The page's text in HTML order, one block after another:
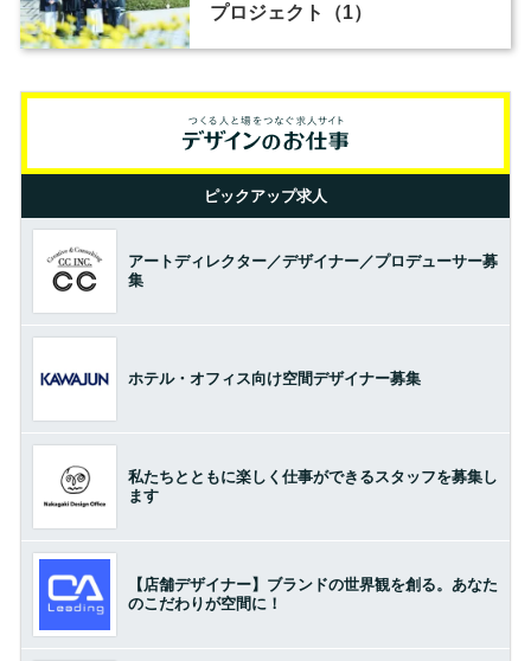
プロジェクト（1）
ピックアップ求人
アートディレクター／デザイナー／プロデューサー募
集
ホテル・オフィス向け空間デザイナー募集
私たちとともに楽しく仕事ができるスタッフを募集し
ます
【店舗デザイナー】ブランドの世界観を創る。あなた
のこだわりが空間に！